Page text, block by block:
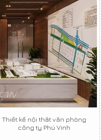
Thiết kế nội thât văn phòng
công ty Phú Vinh